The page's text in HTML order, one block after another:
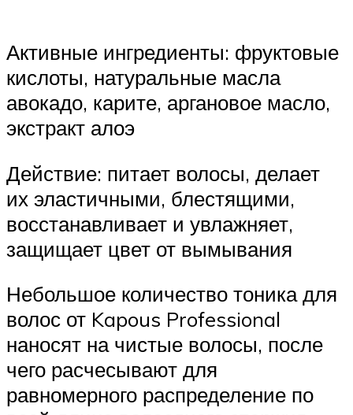
Активные ингредиенты: фруктовые
кислоты, натуральные масла
авокадо, карите, аргановое масло,
экстракт алоэ
Действие: питает волосы, делает
их эластичными, блестящими,
восстанавливает и увлажняет,
защищает цвет от вымывания
Небольшое количество тоника для
волос от Kapous Professional
наносят на чистые волосы, после
чего расчесывают для
равномерного распределение по